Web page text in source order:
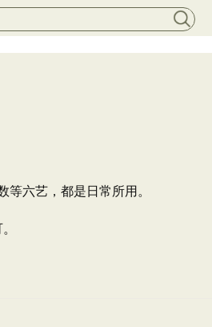
六艺，都是日常所用。